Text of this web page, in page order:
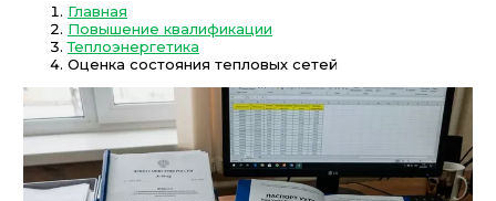
Главная
Повышение квалификации
Теплоэнергетика
Оценка состояния тепловых сетей